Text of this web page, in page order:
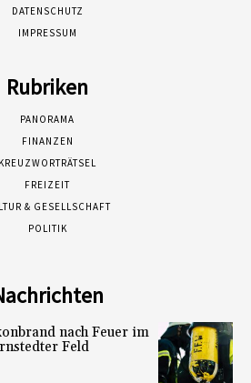
DATENSCHUTZ
IMPRESSUM
Rubriken
PANORAMA
FINANZEN
KREUZWORTRÄTSEL
FREIZEIT
& GESELLSCHAFT
POLITIK
nach Feuer im
Feld